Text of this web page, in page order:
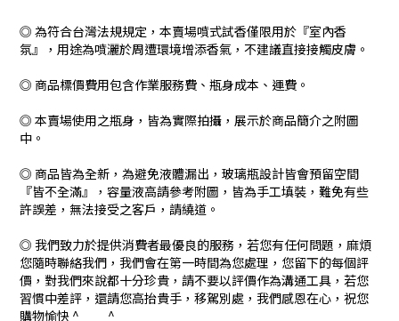
◎ 為符合台灣法規規定，本賣場噴式試香僅限用於『室內香
氛』，用途為噴灑於周遭環境增添香氣，不建議直接接觸皮膚。
◎ 商品標價費用包含作業服務費、瓶身成本、運費。
◎ 本賣場使用之瓶身，皆為實際拍攝，展示於商品簡介之附圖
中。
◎ 商品皆為全新，為避免液體漏出，玻璃瓶設計皆會預留空間
『皆不全滿』，容量液高請參考附圖，皆為手工填裝，難免有些
許誤差，無法接受之客戶，請繞道。
◎ 我們致力於提供消費者最優良的服務，若您有任何問題，麻煩
您隨時聯絡我們，我們會在第一時間為您處理，您留下的每個評
價，對我們來說都十分珍貴，請不要以評價作為溝通工具，若您
習慣中差評，還請您高抬貴手，移駕別處，我們感恩在心，祝您
購物愉快 ^____^